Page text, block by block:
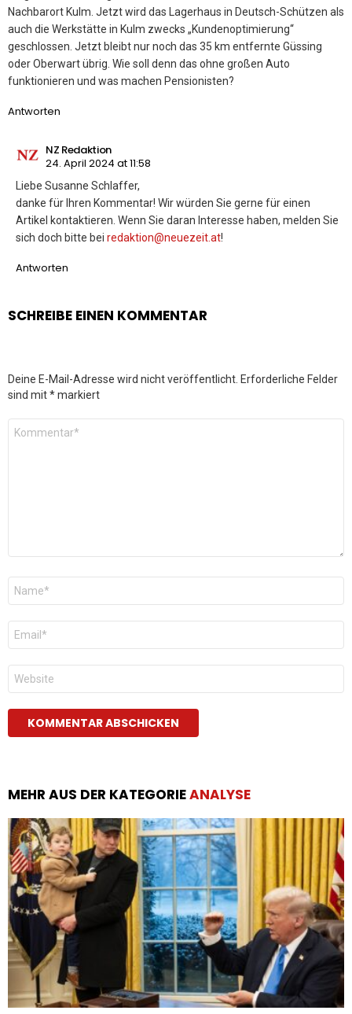
Nachbarort Kulm. Jetzt wird das Lagerhaus in Deutsch-Schützen als
auch die Werkstätte in Kulm zwecks „Kundenoptimierung“
geschlossen. Jetzt bleibt nur noch das 35 km entfernte Güssing
oder Oberwart übrig. Wie soll denn das ohne großen Auto
funktionieren und was machen Pensionisten?
Antworten
NZ Redaktion
24. April 2024 at 11:58
Liebe Susanne Schlaffer,
danke für Ihren Kommentar! Wir würden Sie gerne für einen
Artikel kontaktieren. Wenn Sie daran Interesse haben, melden Sie
sich doch bitte bei redaktion@neuezeit.at!
Antworten
SCHREIBE EINEN KOMMENTAR
Deine E-Mail-Adresse wird nicht veröffentlicht. Erforderliche Felder
sind mit*markiert
Kommentar
Name
E-
Mail
*
Website
MEHR AUS DER KATEGORIEANALYSE